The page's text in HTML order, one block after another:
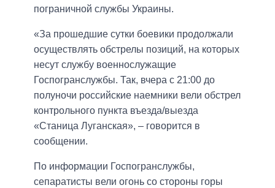
пограничной службы Украины.
«За прошедшие сутки боевики продолжали
осуществлять обстрелы позиций, на которых
несут службу военнослужащие
Госпогранслужбы. Так, вчера с 21:00 до
полуночи российские наемники вели обстрел
контрольного пункта въезда/выезда
«Станица Луганская», – говорится в
сообщении.
По информации Госпогранслужбы,
сепаратисты вели огонь со стороны горы